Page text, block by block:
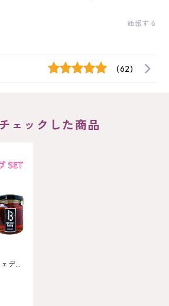
通報する
(62)
ェックした商品
ディ